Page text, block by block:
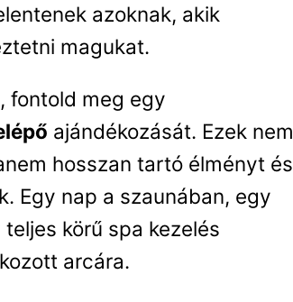
azoknak, akik
magukat.
fontold meg egy
ajándékozását. Ezek nem
hosszan tartó élményt és
Egy nap a szaunában, egy
körű spa kezelés
arcára.